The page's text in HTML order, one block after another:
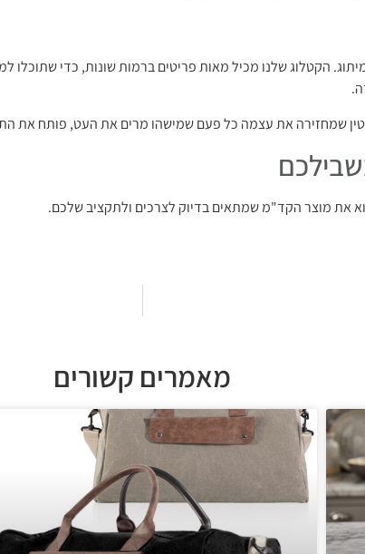
מיתוג. הקטלוג שלנו מכיל מאות פריטים ברמות שונות, כדי
שמחזירה את עצמה כל פעם שמישהו מרים את העט, פותח את
את מוצר הקד"מ שמתאים בדיוק לצרכים ולתקציב שלכם.
מאמרים קשורים